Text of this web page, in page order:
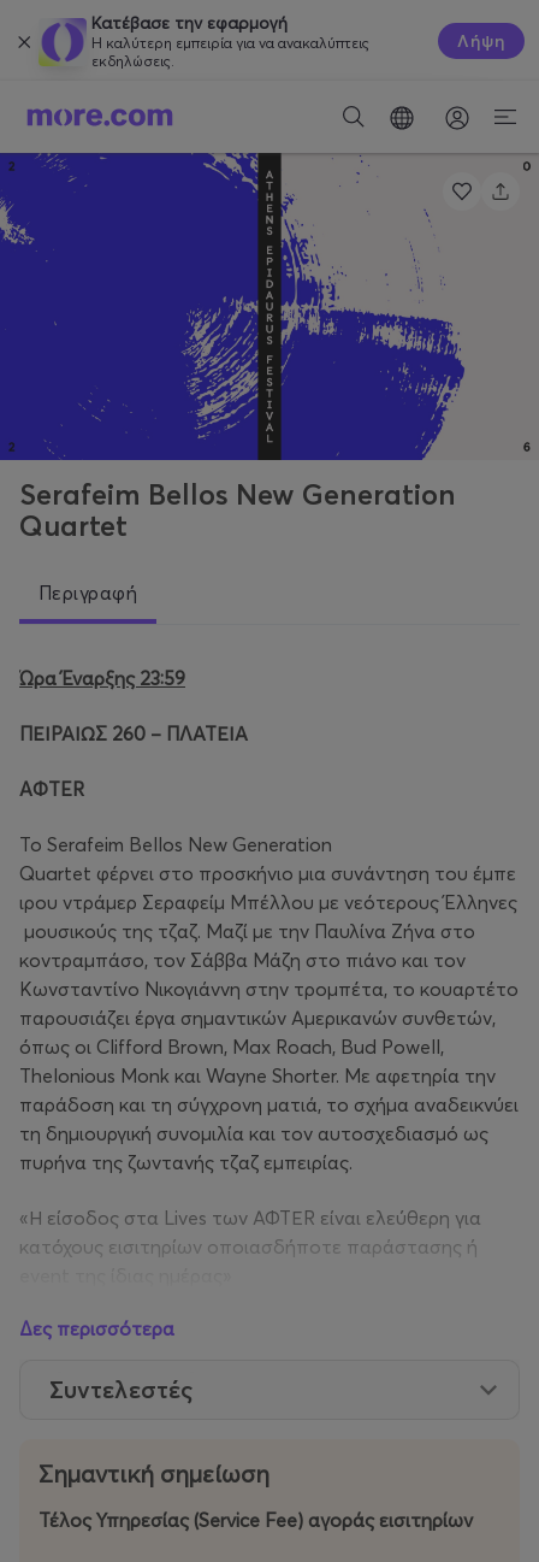
Κατέβασε την εφαρμογή
Η καλύτερη εμπειρία για να ανακαλύπτεις
εκδηλώσεις.
Λήψη
Serafeim Bellos New Generation
Quartet
Περιγραφή
Ώρα Έναρξης 23:59
ΠΕΙΡΑΙΩΣ 260 – ΠΛΑΤΕΙΑ
AΦTER
Το Serafeim Bellos New Generation
Quartet φέρνει στο προσκήνιο μια συνάντηση του έμπε
ιρου ντράμερ Σεραφείμ Μπέλλου με νεότερους Έλληνες
μουσικούς της τζαζ. Μαζί με την Παυλίνα Ζήνα στο
κοντραμπάσο, τον Σάββα Μάζη στο πιάνο και τον
Κωνσταντίνο Νικογιάννη στην τρομπέτα, το κουαρτέτο
παρουσιάζει έργα σημαντικών Αμερικανών συνθετών,
όπως οι Clifford Brown, Max Roach, Bud Powell,
Thelonious Monk και Wayne Shorter. Με αφετηρία την
παράδοση και τη σύγχρονη ματιά, το σχήμα αναδεικνύει
τη δημιουργική συνομιλία και τον αυτοσχεδιασμό ως
πυρήνα της ζωντανής τζαζ εμπειρίας.
«Η είσοδος στα Lives των ΑΦΤΕR είναι ελεύθερη για
κατόχους εισιτηρίων οποιασδήποτε παράστασης ή
Δες περισσότερα
Συντελεστές
Σημαντική σημείωση
Τέλος Υπηρεσίας (Service Fee) αγοράς εισιτηρίων